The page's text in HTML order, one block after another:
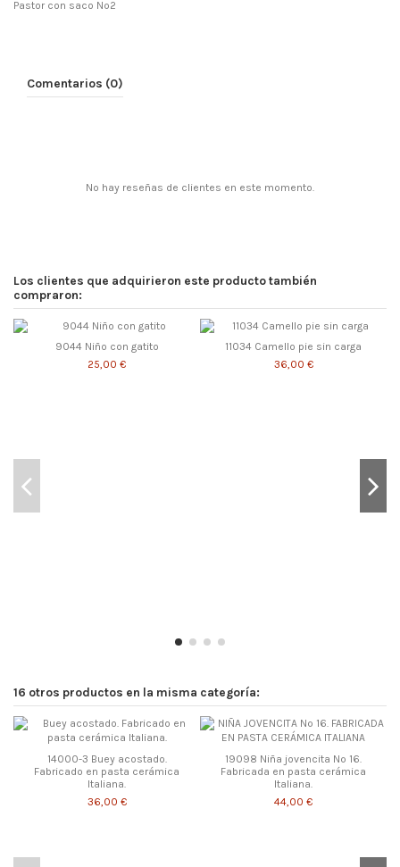
Pastor con saco Nº2
Comentarios (0)
No hay reseñas de clientes en este momento.
Los clientes que adquirieron este producto también
compraron:
9044 Niño con gatito
25,00 €
11034 Camello pie sin carga
36,00 €
16 otros productos en la misma categoría:
14000-3 Buey acostado.
Fabricado en pasta cerámica
Italiana.
36,00 €
19098 Niña jovencita Nº 16.
Fabricada en pasta cerámica
Italiana.
44,00 €